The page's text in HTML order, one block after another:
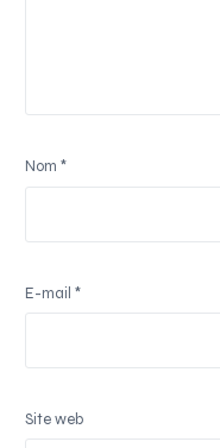
Nom*
E-mail*
Site web